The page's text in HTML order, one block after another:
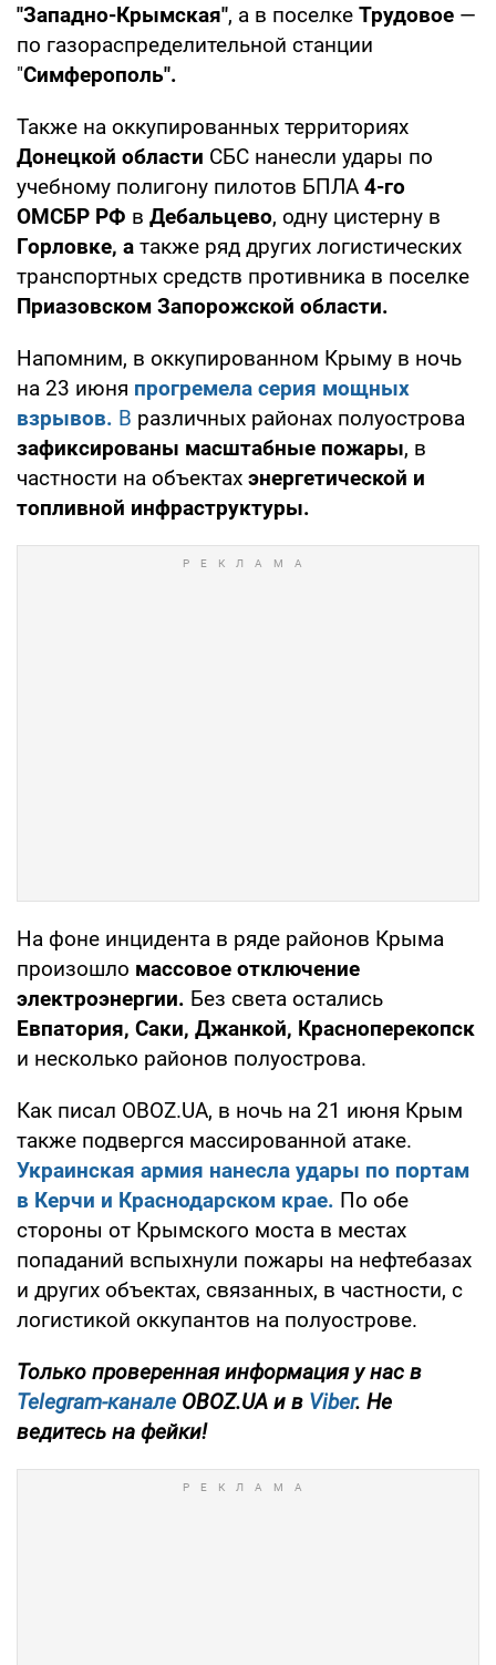
"Западно-Крымская", а в поселке Трудовое —
по газораспределительной станции
"Симферополь".
Также на оккупированных территориях
Донецкой области СБС нанесли удары по
учебному полигону пилотов БПЛА 4-го
ОМСБР РФ в Дебальцево, одну цистерну в
Горловке, а также ряд других логистических
транспортных средств противника в поселке
Приазовском Запорожской области.
Напомним, в оккупированном Крыму в ночь
на 23 июня прогремела серия мощных
взрывов. В различных районах полуострова
зафиксированы масштабные пожары, в
частности на объектах энергетической и
топливной инфраструктуры.
На фоне инцидента в ряде районов Крыма
произошло массовое отключение
электроэнергии. Без света остались
Евпатория, Саки, Джанкой, Красноперекопск
и несколько районов полуострова.
Как писал OBOZ.UA, в ночь на 21 июня Крым
также подвергся массированной атаке.
Украинская армия нанесла удары по портам
в Керчи и Краснодарском крае. По обе
стороны от Крымского моста в местах
попаданий вспыхнули пожары на нефтебазах
и других объектах, связанных, в частности, с
логистикой оккупантов на полуострове.
Только проверенная информация у нас в
Telegram-канале OBOZ.UA и в Viber. Не
ведитесь на фейки!